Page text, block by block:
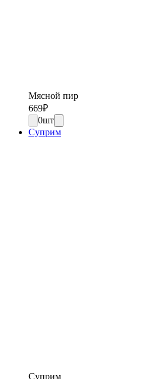
Мясной пир
669₽
0шт
Суприм
Суприм